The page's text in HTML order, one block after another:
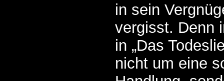
in sein
vergisst. Denn
in „Das
nicht um eine